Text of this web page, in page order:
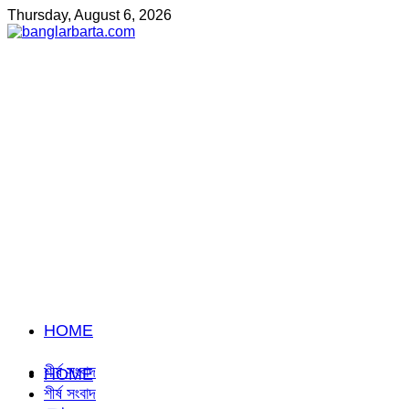
Thursday, August 6, 2026
HOME
শীর্ষ সংবাদ
HOME
শীর্ষ সংবাদ